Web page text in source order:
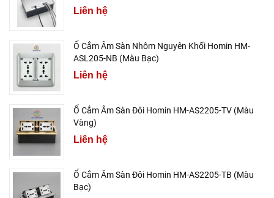
Liên hệ
Ổ Cắm Âm Sàn Nhôm Nguyên Khối Homin HM-
ASL205-NB (Màu Bạc)
Liên hệ
Ổ Cắm Âm Sàn Đôi Homin HM-AS2205-TV (Màu
Vàng)
Liên hệ
Ổ Cắm Âm Sàn Đôi Homin HM-AS2205-TB (Màu
Bạc)